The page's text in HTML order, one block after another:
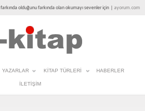
farkında olduğunu farkında olan okumayı sevenler için ayorum.com
YAZARLAR KITAP TÜRLERI HABERLER
İLETIŞIM